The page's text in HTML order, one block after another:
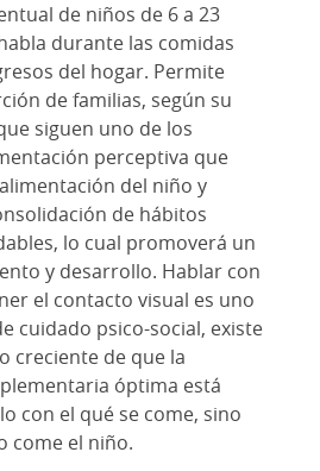
de niños de 6 a 23
durante las comidas
del hogar. Permite
de familias, según su
siguen uno de los
perceptiva que
del niño y
de hábitos
lo cual promoverá un
y desarrollo. Hablar con
el contacto visual es uno
cuidado psico-social, existe
creciente de que la
óptima está
con el qué se come, sino
come el niño.